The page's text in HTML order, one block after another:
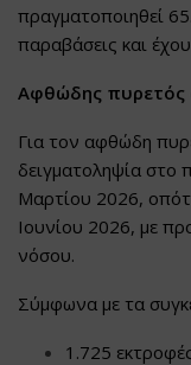
πραγματοποιηθεί
παραβάσεις και
Αφθώδης πυρετός
Για τον αφθώδη
δειγματοληψία στο
Μαρτίου 2026,
Ιουνίου 2026, με
νόσου.
Σύμφωνα με τα
1.725